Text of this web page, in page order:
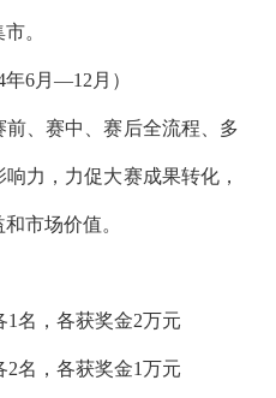
。
年6月—12月）
、赛中、赛后全流程、多
力，力促大赛成果转化，
市场价值。
1名，各获奖金2万元
2名，各获奖金1万元